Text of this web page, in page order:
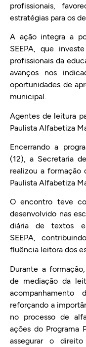
profissionais,
estratégias para os
A ação integra a
SEEPA, que
profissionais da
avanços nos
oportunidades de
municipal.
Agentes de leitura
Paulista Alfabetiza
Encerrando a
(12), a Secretaria
realizou a formação
Paulista Alfabetiza
O encontro teve
desenvolvido nas
diária de textos
SEEPA,
fluência leitora dos
Durante a
de mediação da
acompanhamento
reforçando a
no processo de
ações do Programa
assegurar o